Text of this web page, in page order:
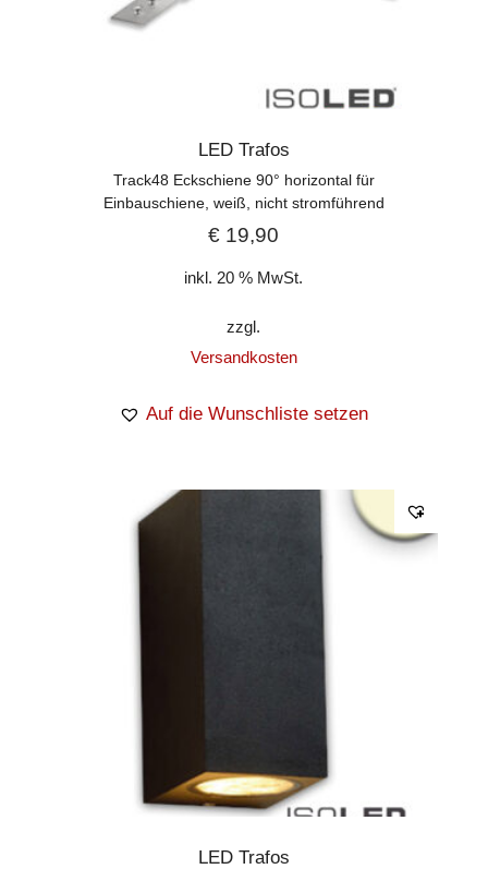
LED Trafos
Track48 Eckschiene 90° horizontal für
Einbauschiene, weiß, nicht stromführend
€ 19,90
inkl. 20 % MwSt.
zzgl.
Versandkosten
Auf die Wunschliste setzen
LED Trafos